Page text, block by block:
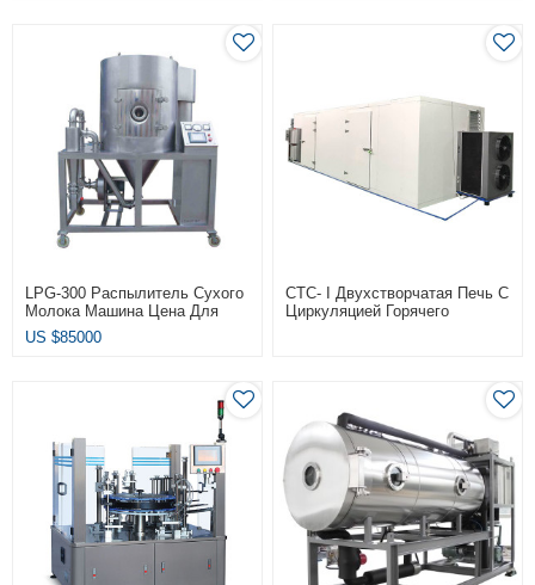
LPG-300 Распылитель Сухого
Молока Машина Цена Для
Извлечения Алюминия
US $85000
CTC- I Двухстворчатая Печь С
Циркуляцией Горячего